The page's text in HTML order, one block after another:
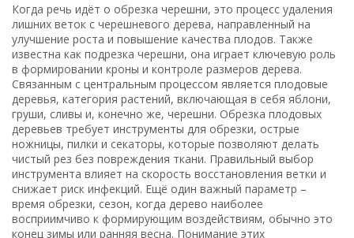
Когда речь идёт о обрезка черешни,это процесс удаления
лишних веток с черешневого дерева, направленный на
улучшение роста и повышение качества плодов. Также
известна какподрезка черешни, она играет ключевую роль
в формировании кроны и контроле размеров дерева.
Связанным с центральным процессом являетсяплодовые
деревья,категория растений, включающая в себя яблони,
груши, сливы и, конечно же, черешни. Обрезка плодовых
деревьев требуетинструменты для обрезки, острые
ножницы, пилки и секаторы, которые позволяют делать
чистый рез без повреждения ткани. Правильный выбор
инструмента влияет на скорость восстановления ветки и
снижает риск инфекций. Ещё один важный параметр –
время обрезки, сезон, когда дерево наиболее
восприимчиво к формирующим воздействиям, обычно это
конец зимы или ранняя весна. Понимание этих